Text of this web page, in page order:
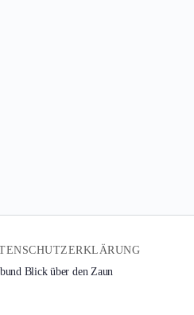
Blick über den Zaun